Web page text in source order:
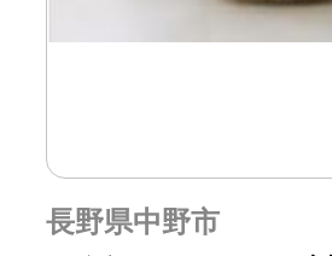
ふるさと納税
自治体直営サイ
長野県中野市